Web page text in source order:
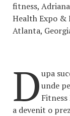
fitness,
Health Expo &
Atlanta,
Dupa
unde
a devenit o